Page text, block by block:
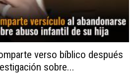
verso bíblico después
sobre...